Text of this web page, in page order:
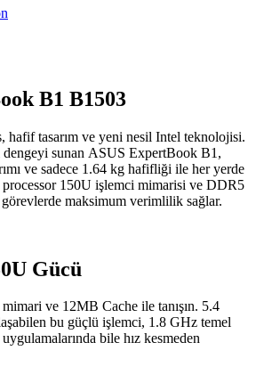
B1 B1503
hafif tasarım ve yeni nesil Intel teknolojisi.
sunan ASUS ExpertBook B1,
ve sadece 1.64 kg hafifliği ile her yerde
150U işlemci mimarisi ve DDR5
maksimum verimlilik sağlar.
Gücü
ve 12MB Cache ile tanışın. 5.4
bu güçlü işlemci, 1.8 GHz temel
bile hız kesmeden